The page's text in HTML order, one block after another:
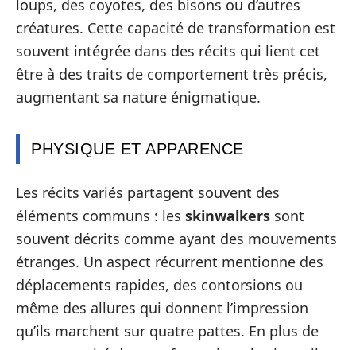
loups, des coyotes, des bisons ou d’autres
créatures. Cette capacité de transformation est
souvent intégrée dans des récits qui lient cet
être à des traits de comportement très précis,
augmentant sa nature énigmatique.
PHYSIQUE ET APPARENCE
Les récits variés partagent souvent des
éléments communs : les skinwalkers sont
souvent décrits comme ayant des mouvements
étranges. Un aspect récurrent mentionne des
déplacements rapides, des contorsions ou
même des allures qui donnent l’impression
qu’ils marchent sur quatre pattes. En plus de